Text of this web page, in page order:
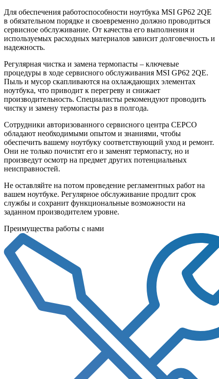
Для обеспечения работоспособности ноутбука MSI GP62 2QE
в обязательном порядке и своевременно должно проводиться
сервисное обслуживание. От качества его выполнения и
используемых расходных материалов зависит долговечность и
надежность.
Регулярная чистка и замена термопасты – ключевые
процедуры в ходе сервисного обслуживания MSI GP62 2QE.
Пыль и мусор скапливаются на охлаждающих элементах
ноутбука, что приводит к перегреву и снижает
производительность. Специалисты рекомендуют проводить
чистку и замену термопасты раз в полгода.
Сотрудники авторизованного сервисного центра СЕРСО
обладают необходимыми опытом и знаниями, чтобы
обеспечить вашему ноутбуку соответствующий уход и ремонт.
Они не только почистят его и заменят термопасту, но и
произведут осмотр на предмет других потенциальных
неисправностей.
Не оставляйте на потом проведение регламентных работ на
вашем ноутбуке. Регулярное обслуживание продлит срок
службы и сохранит функциональные возможности на
заданном производителем уровне.
Преимущества работы с нами